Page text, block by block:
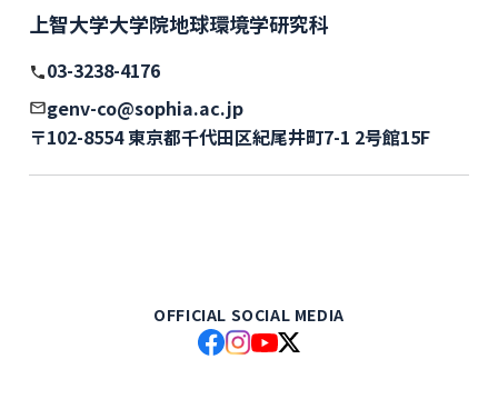
上智大学大学院地球環境学研究科
03-3238-4176
genv-co@sophia.ac.jp
〒102-8554 東京都千代田区紀尾井町7-1 2号館15F
OFFICIAL SOCIAL MEDIA